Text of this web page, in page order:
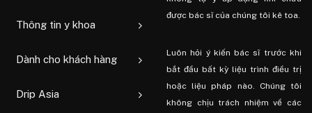
Thông tin y khoa
Dành cho khách hàng
Drip Asia
được bác sĩ của chúng tôi kê toa.
Luôn hỏi ý kiến ​​bác sĩ trước khi
bắt đầu bất kỳ liệu trình điều trị
hoặc liệu pháp nào. Chúng tôi
không chịu trách nhiệm về các